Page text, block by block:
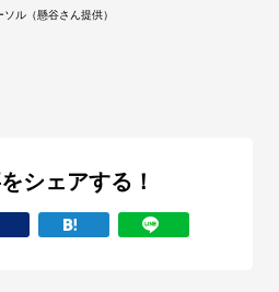
ル（懸谷さん提供）
シェアする！